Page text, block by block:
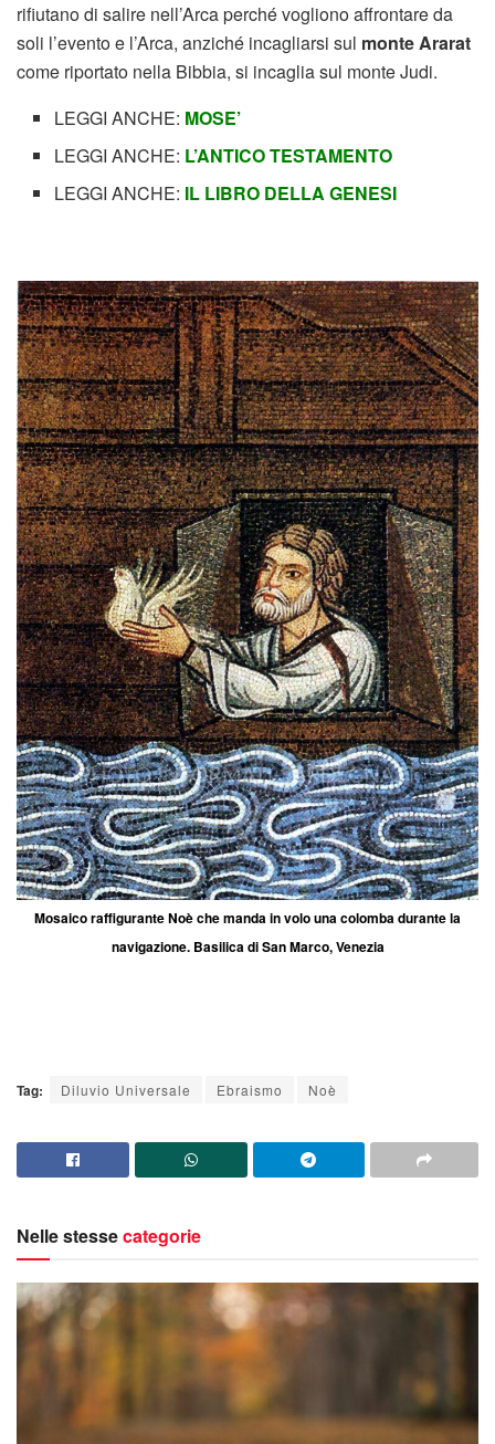
rifiutano di salire nell’Arca perché vogliono affrontare da
soli l’evento e l’Arca, anziché incagliarsi sul monte Ararat
come riportato nella Bibbia, si incaglia sul monte Judi.
LEGGI ANCHE: MOSE’
LEGGI ANCHE: L’ANTICO TESTAMENTO
LEGGI ANCHE: IL LIBRO DELLA GENESI
Mosaico raffigurante Noè che manda in volo una colomba durante la
navigazione. Basilica di San Marco, Venezia
Tag: Diluvio Universale Ebraismo Noè
Nelle stessecategorie